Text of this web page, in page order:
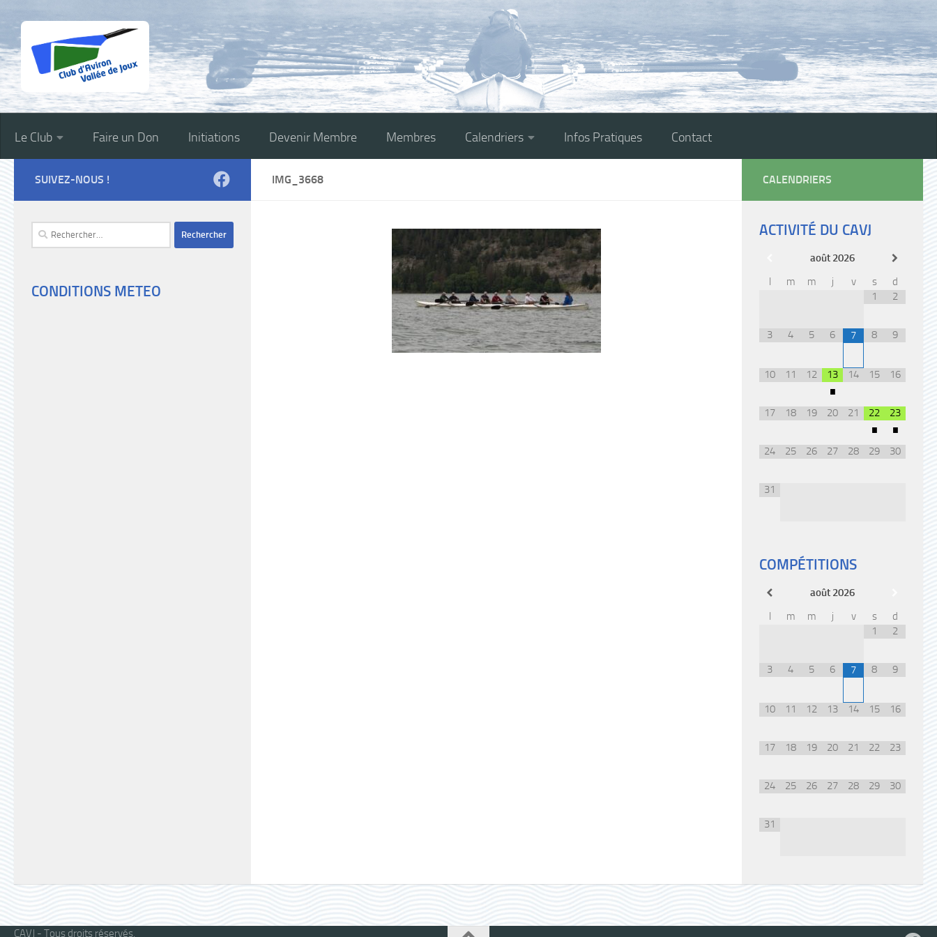
Skip to content
Le Club Faire un Don Initiations Devenir Membre Membres Calendriers Infos Pratiques Contact
IMG_3668
SUIVEZ-NOUS !
Rechercher :
CONDITIONS METEO
CALENDRIERS
ACTIVITÉ DU CAVJ
août 2026
l
m m j v s
d
1
2
3 4 5 6 7 8 9
10 11 12 13
•
14 15 16
17 18 19 20 21 22
•
23
•
24 25 26 27 28 29 30
31
COMPÉTITIONS
août 2026
l
m m j v s
d
1
2
3 4 5 6 7 8 9
10 11 12 13 14 15 16
17 18 19 20 21 22 23
24 25 26 27 28 29 30
31
CAVJ - Tous droits réservés.